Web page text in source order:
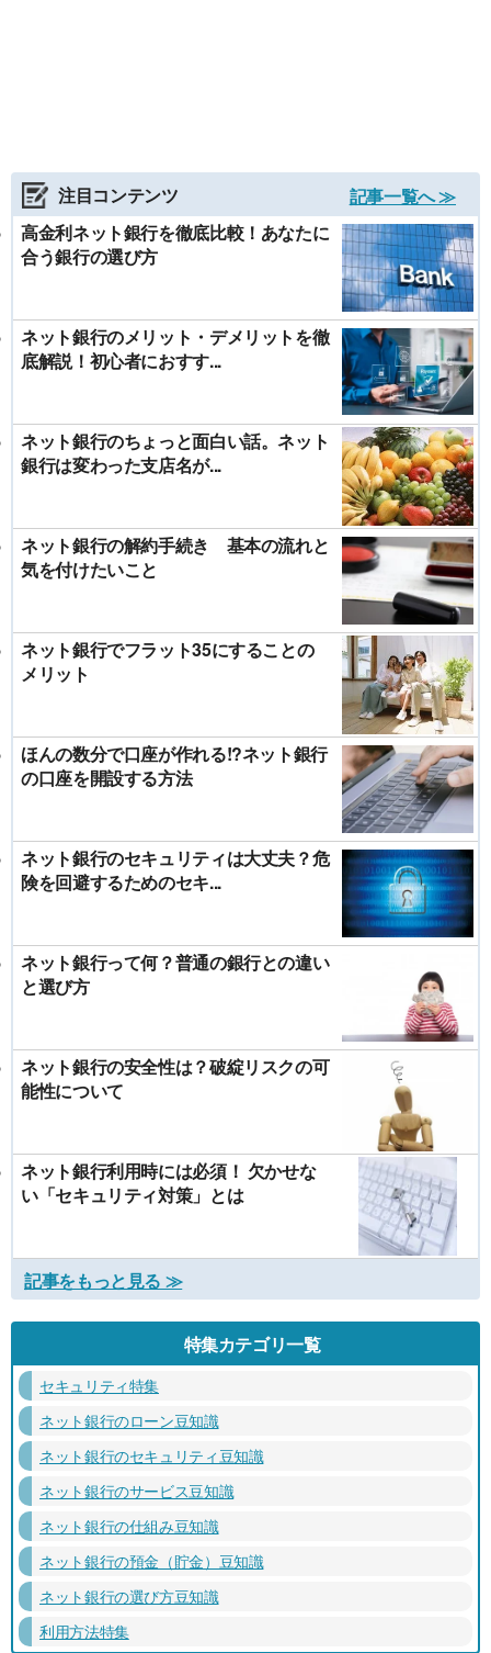
注目コンテンツ
記事一覧へ ≫
高金利ネット銀行を徹底比較！あなたに
合う銀行の選び方
ネット銀行のメリット・デメリットを徹
底解説！初心者におすす...
ネット銀行のちょっと面白い話。ネット
銀行は変わった支店名が...
ネット銀行の解約手続き 基本の流れと
気を付けたいこと
ネット銀行でフラット35にすることの
メリット
ほんの数分で口座が作れる!?ネット銀行
の口座を開設する方法
ネット銀行のセキュリティは大丈夫？危
険を回避するためのセキ...
ネット銀行って何？普通の銀行との違い
と選び方
ネット銀行の安全性は？破綻リスクの可
能性について
ネット銀行利用時には必須！ 欠かせな
い「セキュリティ対策」とは
記事をもっと見る ≫
特集カテゴリ一覧
セキュリティ特集
ネット銀行のローン豆知識
ネット銀行のセキュリティ豆知識
ネット銀行のサービス豆知識
ネット銀行の仕組み豆知識
ネット銀行の預金（貯金）豆知識
ネット銀行の選び方豆知識
利用方法特集